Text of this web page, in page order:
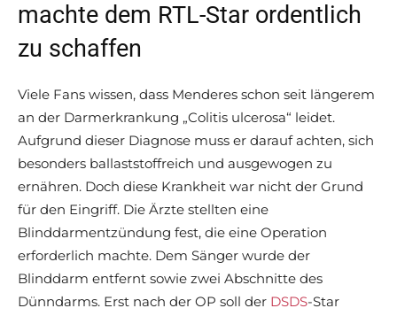
machte dem RTL-Star ordentlich
zu schaffen
Viele Fans wissen, dass Menderes schon seit längerem
an der Darmerkrankung „Colitis ulcerosa“ leidet.
Aufgrund dieser Diagnose muss er darauf achten, sich
besonders ballaststoffreich und ausgewogen zu
ernähren. Doch diese Krankheit war nicht der Grund
für den Eingriff. Die Ärzte stellten eine
Blinddarmentzündung fest, die eine Operation
erforderlich machte. Dem Sänger wurde der
Blinddarm entfernt sowie zwei Abschnitte des
Dünndarms. Erst nach der OP soll der DSDS-Star